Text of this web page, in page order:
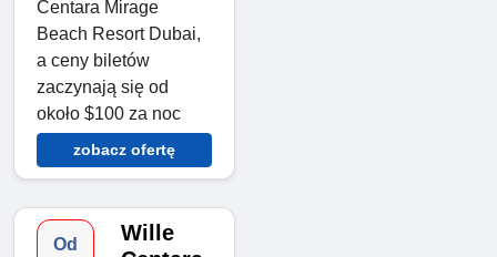
Centara Mirage
Beach Resort Dubai,
a ceny biletów
zaczynają się od
około $100 za noc
zobacz ofertę
Od
Wille